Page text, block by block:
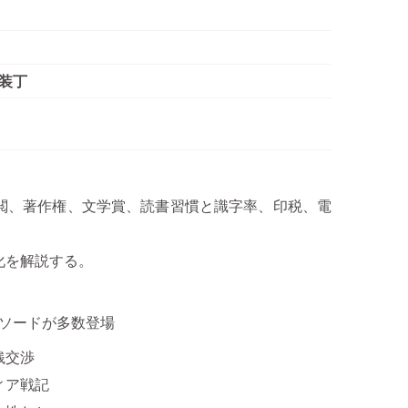
丁
著作権、文学賞、読書習慣と識字率、印税、電
解説する。
ードが多数登場
交渉
ア戦記